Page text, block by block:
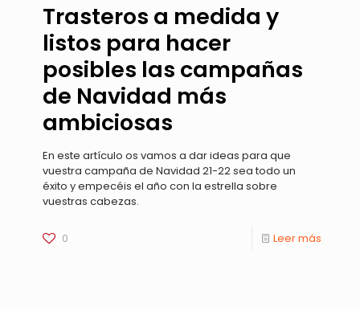
Trasteros a medida y
listos para hacer
posibles las campañas
de Navidad más
ambiciosas
En este artículo os vamos a dar ideas para que
vuestra campaña de Navidad 21-22 sea todo un
éxito y empecéis el año con la estrella sobre
vuestras cabezas.
0 Leer más